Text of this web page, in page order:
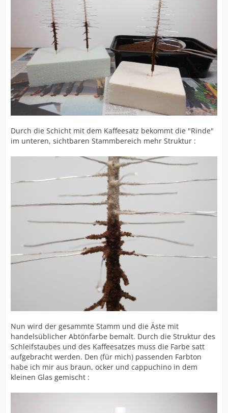
Durch die Schicht mit dem Kaffeesatz bekommt die "Rinde"
im unteren, sichtbaren Stammbereich mehr Struktur :
Nun wird der gesammte Stamm und die Äste mit
handelsüblicher Abtönfarbe bemalt. Durch die Struktur des
Schleifstaubes und des Kaffeesatzes muss die Farbe satt
aufgebracht werden. Den (für mich) passenden Farbton
habe ich mir aus braun, ocker und cappuchino in dem
kleinen Glas gemischt :